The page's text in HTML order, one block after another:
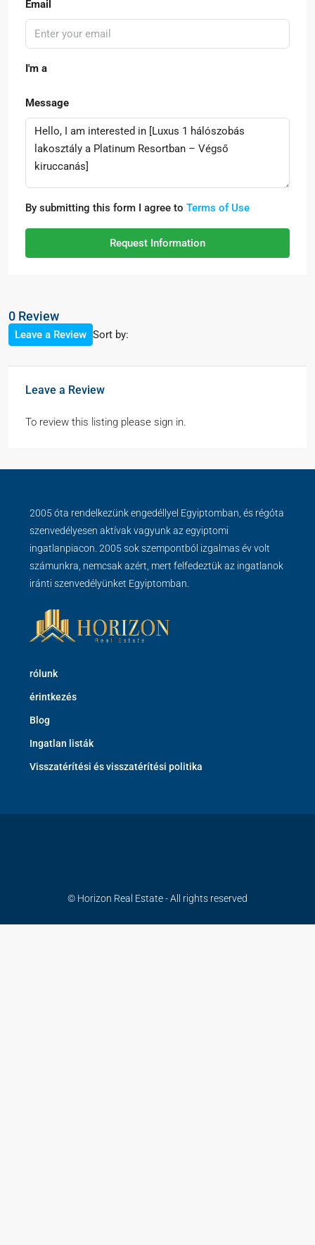
Email
I'm a
Message
By submitting this form I agree to Terms of Use
Request Information
0 Review
Sort by:
Leave a Review
Leave a Review
To review this listing please sign in.
2005 óta rendelkezünk engedéllyel Egyiptomban, és régóta
szenvedélyesen aktívak vagyunk az egyiptomi
ingatlanpiacon. 2005 sok szempontból izgalmas év volt
számunkra, nemcsak azért, mert felfedeztük az ingatlanok
iránti szenvedélyünket Egyiptomban.
rólunk
érintkezés
Blog
Ingatlan listák
Visszatérítési és visszatérítési politika
© Horizon Real Estate - All rights reserved